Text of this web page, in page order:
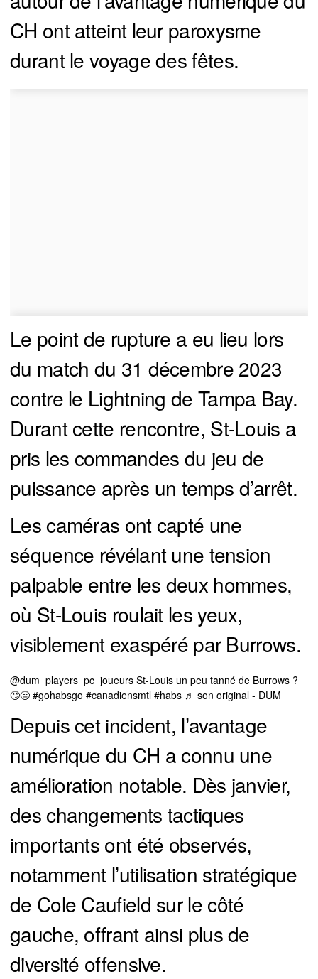
CH ont atteint leur paroxysme
durant le voyage des fêtes.
Le point de rupture a eu lieu lors
du match du 31 décembre 2023
contre le Lightning de Tampa Bay.
Durant cette rencontre, St-Louis a
pris les commandes du jeu de
puissance après un temps d’arrêt.
Les caméras ont capté une
séquence révélant une tension
palpable entre les deux hommes,
où St-Louis roulait les yeux,
visiblement exaspéré par Burrows.
@dum_players_pc_joueurs St-Louis un peu tanné de Burrows ?
🙄😑 #gohabsgo #canadiensmtl #habs ♬ son original - DUM
Depuis cet incident, l’avantage
numérique du CH a connu une
amélioration notable. Dès janvier,
des changements tactiques
importants ont été observés,
notamment l’utilisation stratégique
de Cole Caufield sur le côté
gauche, offrant ainsi plus de
diversité offensive.